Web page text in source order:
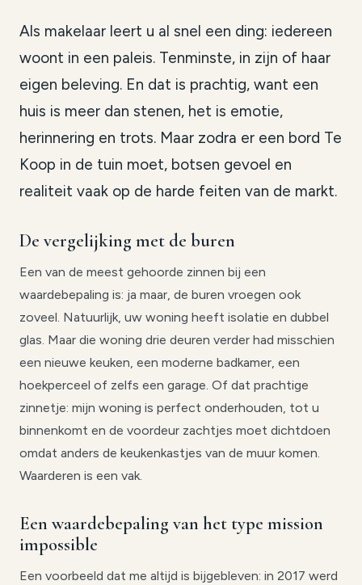
Als makelaar leert u al snel een ding: iedereen
woont in een paleis. Tenminste, in zijn of haar
eigen beleving. En dat is prachtig, want een
huis is meer dan stenen, het is emotie,
herinnering en trots. Maar zodra er een bord Te
Koop in de tuin moet, botsen gevoel en
realiteit vaak op de harde feiten van de markt.
De vergelijking met de buren
Een van de meest gehoorde zinnen bij een
waardebepaling is: ja maar, de buren vroegen ook
zoveel. Natuurlijk, uw woning heeft isolatie en dubbel
glas. Maar die woning drie deuren verder had misschien
een nieuwe keuken, een moderne badkamer, een
hoekperceel of zelfs een garage. Of dat prachtige
zinnetje: mijn woning is perfect onderhouden, tot u
binnenkomt en de voordeur zachtjes moet dichtdoen
omdat anders de keukenkastjes van de muur komen.
Waarderen is een vak.
Een waardebepaling van het type mission
impossible
Een voorbeeld dat me altijd is bijgebleven: in 2017 werd